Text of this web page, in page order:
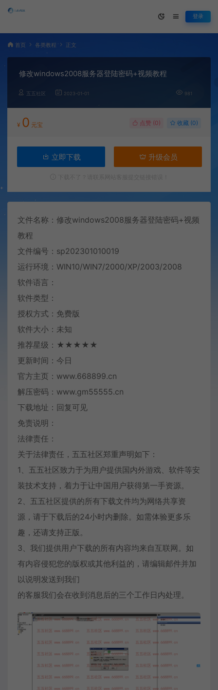
登录
首页 各类教程 正文
修改windows2008服务器登陆密码+视频教程
五五社区 2023-01-01 981
¥ 0 元宝 点赞 (0) 收藏 (0)
立即下载 升级会员
文件名称：修改windows2008服务器登陆密码+视频
教程
文件编号：sp202301010019
运行环境：WIN10/WIN7/2000/XP/2003/2008
软件语言：
软件类型：
授权方式：免费版
软件大小：未知
推荐星级：★★★★★
更新时间：今日
官方主页：www.668899.cn
解压密码：www.gm55555.cn
下载地址：回复可见
免责说明：
法律责任：
关于法律责任，五五社区郑重声明如下：
1、五五社区致力于为用户提供国内外游戏、软件等安
装技术支持，着力于让中国用户获得第一手资源。
2、五五社区提供的所有下载文件均为网络共享资
源，请于下载后的24小时内删除。如需体验更多乐
趣，还请支持正版。
3、我们提供用户下载的所有内容均来自互联网。如
有内容侵犯您的版权或其他利益的，请编辑邮件并加
以说明发送到我们
的客服我们会在收到消息后的三个工作日内处理。